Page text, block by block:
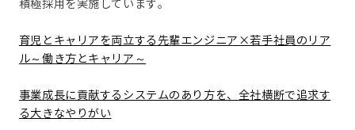
積極採用を実施しています。
育児とキャリアを両立する先輩エンジニア×若手社員のリア
ル～働き方とキャリア～
事業成長に貢献するシステムのあり方を、全社横断で追求す
る大きなやりがい